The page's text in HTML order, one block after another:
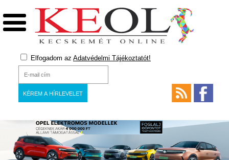
Elfogadom az Adatvédelmi Tájékoztatót!